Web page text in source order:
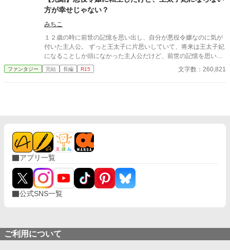
たわけで……もうちょっと壊れるのが遅かったらそれに手をつけ
ガラケー買ってそっちも別に買い換える可能性を考えると、妥協
ノーパソより有意義かなと。妥協して惰性で使い続けるの苦痛だ
からね。 ……ちなみにパソの調子ですが……なんか無意識に
「もう嫌だ」とエンドレスでつぶやいてたらしいくらいの速度で
す。これだって10動くっていわれてるの買ってハードディスクと
か取り替えてもらったりしたんだけどなぁ。
方が幸せじゃない？
みちこ
１２歳の時に前世の記憶を思い出し、自分が悪役令嬢なのに気が
付いた主人公。 ずっと王太子に片思いしていて、将来は王太子妃
になることしか頭になかった主人公だけど、前世の記憶を思い出
したことで、王太子の何が良かったのか疑問に思うようになる
色々としがらみがある王太子妃になるより、このまま公爵家の娘
ファンタジー 完結 長編 R15 文字数：260,821
アプリ一覧
公式SNS一覧
ご利用について